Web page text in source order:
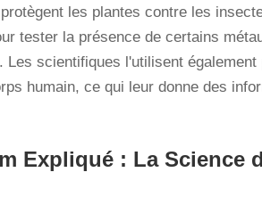
les plantes contre les
tester la présence de certains
Les scientifiques l'utilisent
humain, ce qui leur donne des
Expliqué : La Science